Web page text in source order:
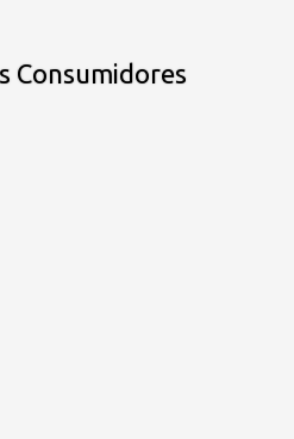
Consumidores